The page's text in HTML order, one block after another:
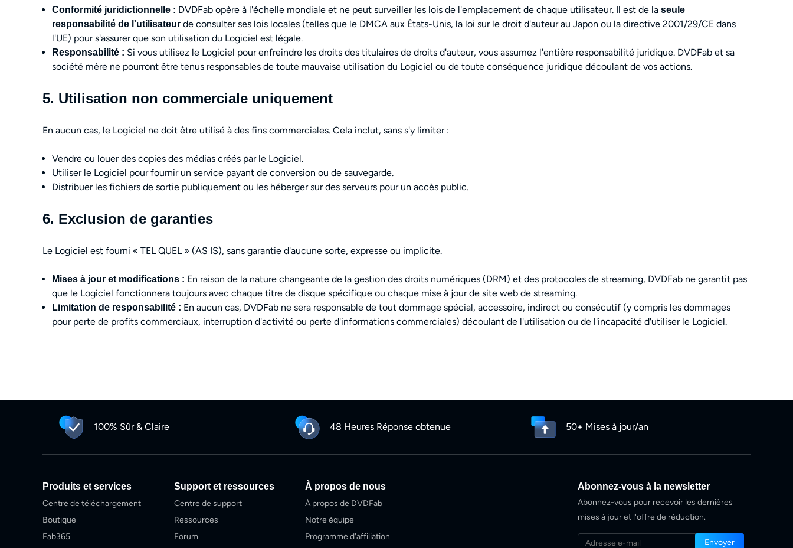
Conformité juridictionnelle : DVDFab opère à l'échelle mondiale et ne peut surveiller les lois de l'emplacement de chaque utilisateur. Il est de la seule
responsabilité de l'utilisateur de consulter ses lois locales (telles que le DMCA aux États-Unis, la loi sur le droit d'auteur au Japon ou la directive 2001/29/CE dans
l'UE) pour s'assurer que son utilisation du Logiciel est légale.
Responsabilité : Si vous utilisez le Logiciel pour enfreindre les droits des titulaires de droits d'auteur, vous assumez l'entière responsabilité juridique. DVDFab et sa
société mère ne pourront être tenus responsables de toute mauvaise utilisation du Logiciel ou de toute conséquence juridique découlant de vos actions.
5. Utilisation non commerciale uniquement
En aucun cas, le Logiciel ne doit être utilisé à des fins commerciales. Cela inclut, sans s'y limiter :
Vendre ou louer des copies des médias créés par le Logiciel.
Utiliser le Logiciel pour fournir un service payant de conversion ou de sauvegarde.
Distribuer les fichiers de sortie publiquement ou les héberger sur des serveurs pour un accès public.
6. Exclusion de garanties
Le Logiciel est fourni « TEL QUEL » (AS IS), sans garantie d'aucune sorte, expresse ou implicite.
Mises à jour et modifications : En raison de la nature changeante de la gestion des droits numériques (DRM) et des protocoles de streaming, DVDFab ne garantit pas
que le Logiciel fonctionnera toujours avec chaque titre de disque spécifique ou chaque mise à jour de site web de streaming.
Limitation de responsabilité : En aucun cas, DVDFab ne sera responsable de tout dommage spécial, accessoire, indirect ou consécutif (y compris les dommages
pour perte de profits commerciaux, interruption d'activité ou perte d'informations commerciales) découlant de l'utilisation ou de l'incapacité d'utiliser le Logiciel.
100% Sûr & Claire 48 Heures Réponse obtenue 50+ Mises à jour/an
Produits et services
Centre de téléchargement
Boutique
Fab365
Support et ressources
Centre de support
Ressources
Forum
À propos de nous
À propos de DVDFab
Notre équipe
Programme d'affiliation
Abonnez-vous à la newsletter
Abonnez-vous pour recevoir les dernières
mises à jour et l'offre de réduction.
Envoyer